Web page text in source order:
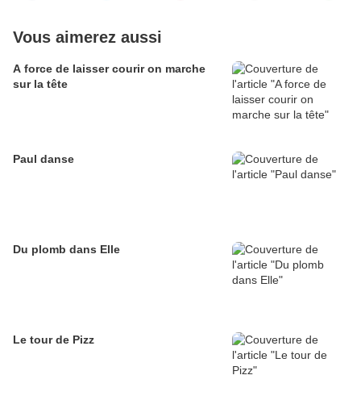
Vous aimerez aussi
A force de laisser courir on marche
sur la tête
Paul danse
Du plomb dans Elle
Le tour de Pizz